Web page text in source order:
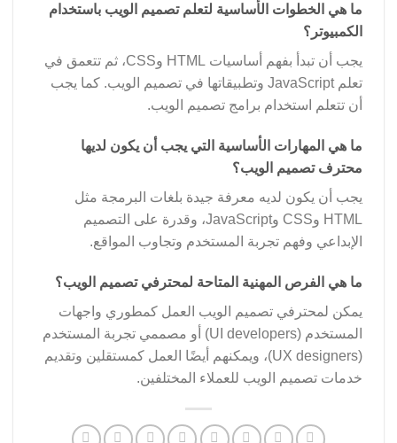
ما هي الخطوات الأساسية لتعلم تصميم الويب باستخدام
الكمبيوتر؟
يجب أن تبدأ بفهم أساسيات HTML وCSS، ثم تتعمق في
تعلم JavaScript وتطبيقاتها في تصميم الويب. كما يجب
أن تتعلم استخدام برامج تصميم الويب.
ما هي المهارات الأساسية التي يجب أن يكون لديها
محترف تصميم الويب؟
يجب أن يكون لديه معرفة جيدة بلغات البرمجة مثل
HTML وCSS وJavaScript، وقدرة على التصميم
الإبداعي وفهم تجربة المستخدم وتجاوب المواقع.
ما هي الفرص المهنية المتاحة لمحترفي تصميم الويب؟
يمكن لمحترفي تصميم الويب العمل كمطوري واجهات
المستخدم (UI developers) أو مصممي تجربة المستخدم
(UX designers)، ويمكنهم أيضًا العمل كمستقلين وتقديم
خدمات تصميم الويب للعملاء المختلفين.